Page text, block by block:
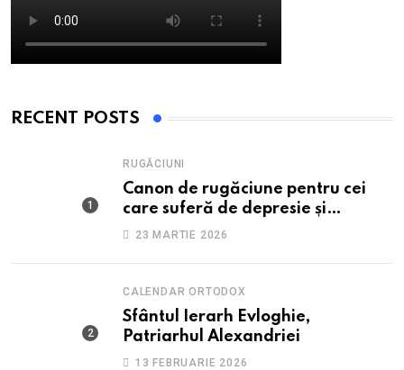
RECENT POSTS
RUGĂCIUNI
Canon de rugăciune pentru cei
care suferă de depresie și
anxietate
23 MARTIE 2026
CALENDAR ORTODOX
Sfântul Ierarh Evloghie,
Patriarhul Alexandriei
13 FEBRUARIE 2026